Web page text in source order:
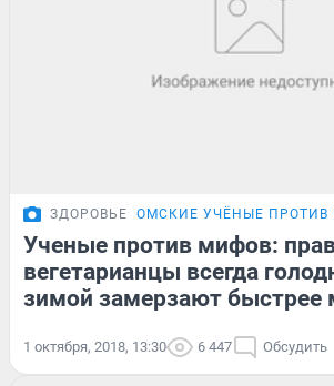
ЗДОРОВЬЕ ОМСКИЕ УЧЁНЫЕ ПРОТИВ
Ученые против мифов:
вегетарианцы всегда
зимой замерзают быстрее
1 октября, 2018, 13:30 6 447 Обсудить